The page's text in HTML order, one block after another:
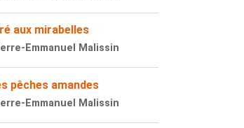
aux mirabelles
Emmanuel Malissin
pêches amandes
Emmanuel Malissin